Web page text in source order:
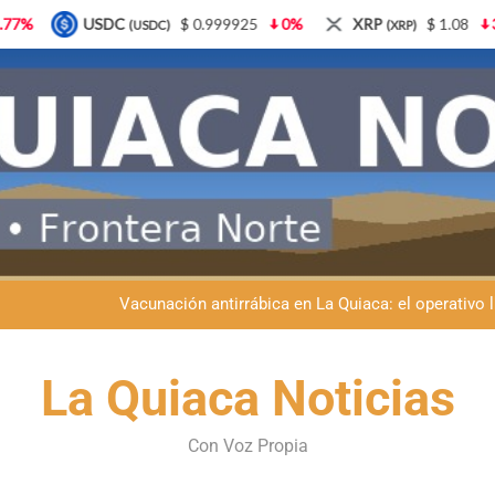
Semana del Abuelo en La Quiaca: música, baile y un encuentro
Fiestas patronales en La Quiaca: la Banda Municipal
Vacunación antirrábica en La Quiaca: el operativo
Semana del Abuelo en La Quiaca: música, baile y un encuentro
Fiestas patronales en La Quiaca: la Banda Municipal
La Quiaca Noticias
Con Voz Propia
$ 0.999925 0% XRP(XRP) $ 1.08 3.87% Solana(SOL)